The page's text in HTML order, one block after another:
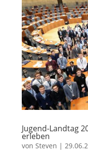
Jugend-Landtag
erleben
von Steven |